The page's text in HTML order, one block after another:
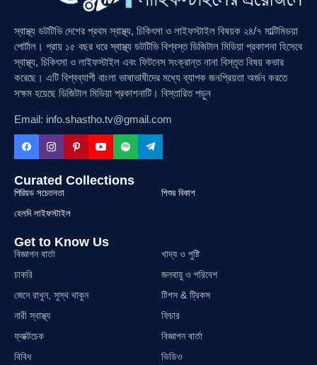
স্বাস্থ্য ডটটিভি দেশের প্রথম স্বাস্থ্য, চিকিৎসা ও লাইফস্টাইল বিষয়ক ২৪/৭ মাল্টিমিডয়া
পোর্টাল। প্রায় ১৫ বছর ধরে স্বাস্থ্য ডটটিভি বিশ্বস্ত ডিজিটাল মিডিয়া প্রকাশনা হিসেবে
স্বাস্থ্য, চিকিৎসা ও লাইফস্টাইল এবং ফিটনেস সংক্রান্ত নানা বিস্তৃত বিষয় কভার
করেছে। এটি বিশ্বব্যাপী বাংলা ভাষাভাষীদের মধ্যে ব্যাপক জনপ্রিয়তা অর্জন করতে
সক্ষম হয়েছে ডিজিটাল মিডিয়া প্রকাশনাটি। বিস্তারিত পড়ুন
Email: info.shastho.tv@gmail.com
Curated Collections
পিরিয়ড সচেতনতা
শিশুর বিকাশ
হেলদি লাইফস্টাইল
Get to Know Us
বিজ্ঞাপন বার্তা
খাদ্য ও পুষ্টি
চাকরি
জলবায়ু ও পরিবেশ
জেনে রাখুন, সুস্থ থাকুন
টিপস & ট্রিকস
নারী স্বাস্থ্য
ফিচার
ফ্যাক্টচেক
বিজ্ঞাপন বার্তা
বিবিধ
ভিডিও